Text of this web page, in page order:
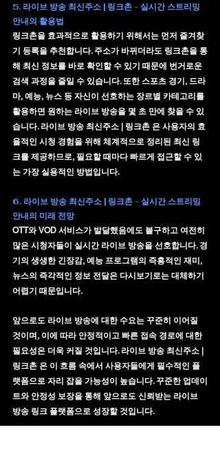
5. 라이브 방송 최신주소 | 링크촌 - 실시간 스트리밍
안내의 활용법
링크촌을 효과적으로 활용하기 위해서는 먼저 즐겨찾
기 등록을 추천합니다. 주소가 바뀌더라도 링크촌을 통
해 최신 정보를 바로 확인할 수 있기 때문에 번거로운
검색 과정을 줄일 수 있습니다. 또한 스포츠 경기, 드라
마, 예능, 뉴스 등 자신이 선호하는 장르별 카테고리를
활용하면 원하는 라이브 방송을 몇 초 만에 찾을 수 있
습니다. 라이브 방송 최신주소 | 링크촌 은 사용자의 효
율적인 시청 경험을 위해 체계적으로 정리된 최신 링
크를 제공하므로, 필요할 때마다 빠르게 접근할 수 있
는 가장 실용적인 방법입니다.
6. 라이브 방송 최신주소 | 링크촌 - 실시간 스트리밍
안내의 미래 전망
OTT와 VOD 서비스가 발달했음에도 불구하고 여전히
많은 시청자들이 실시간 라이브 방송을 선호합니다. 경
기의 생생한 긴장감, 예능 프로그램의 즉흥적인 재미,
뉴스의 즉각적인 정보 전달은 다시보기로는 대체하기
어렵기 때문입니다.
앞으로도 라이브 방송에 대한 수요는 꾸준히 이어질
것이며, 이에 따라 안정적이고 빠른 접속 경로에 대한
필요성은 더욱 커질 것입니다. 라이브 방송 최신주소 |
링크촌 은 이 흐름 속에서 사용자들에게 필수적인 플
랫폼으로 자리 잡을 가능성이 높습니다. 꾸준한 업데이
트와 안정성 보장을 통해 앞으로도 신뢰받는 라이브
방송 링크 플랫폼으로 성장할 것입니다.